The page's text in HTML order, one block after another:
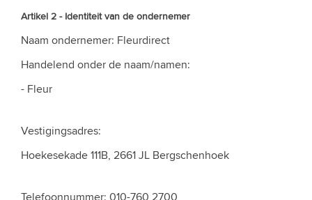
Artikel 2 - Identiteit van de ondernemer
Naam ondernemer: Fleurdirect
Handelend onder de naam/namen:
- Fleur
Vestigingsadres:
Hoekesekade 111B, 2661 JL Bergschenhoek
Telefoonnummer: 010-760 2700